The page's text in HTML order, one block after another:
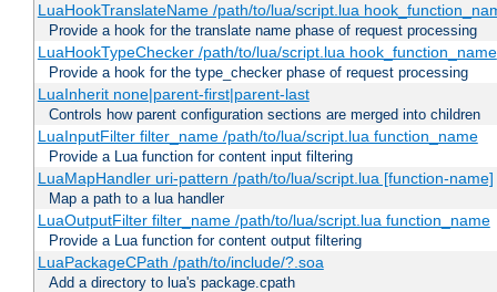
LuaHookTranslateName /path/to/lua/script.lua
Provide a hook for the translate name phase of request processing
LuaHookTypeChecker /path/to/lua/script.lua hook_function_name
Provide a hook for the type_checker phase of request processing
LuaInherit none|parent-first|parent-last
Controls how parent configuration sections are merged into children
LuaInputFilter filter_name /path/to/lua/script.lua function_name
Provide a Lua function for content input filtering
LuaMapHandler uri-pattern /path/to/lua/script.lua [function-name]
Map a path to a lua handler
LuaOutputFilter filter_name /path/to/lua/script.lua function_name
Provide a Lua function for content output filtering
LuaPackageCPath /path/to/include/?.soa
Add a directory to lua's package.cpath